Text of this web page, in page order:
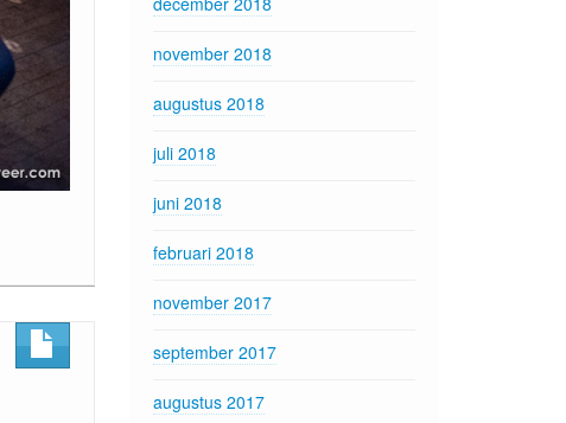
november 2018
augustus 2018
juli 2018
juni 2018
februari 2018
november 2017
september 2017
augustus 2017